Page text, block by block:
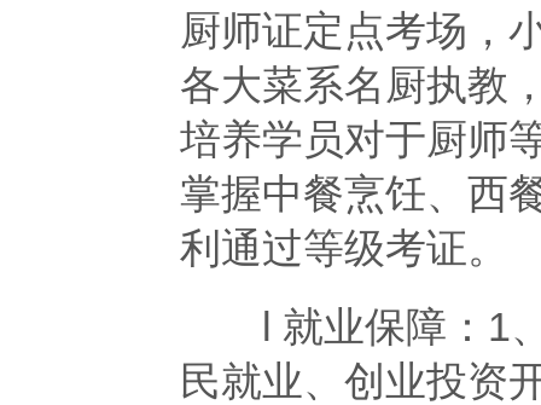
厨师证定点考场，
各大菜系名厨执教
培养学员对于厨师
掌握中餐烹饪、西
利通过等级考证。
l 就业保障：1、
民就业、创业投资